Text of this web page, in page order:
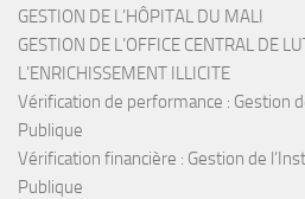
GESTION DE L’HÔPITAL DU MALI
GESTION DE L’OFFICE CENTRAL DE
L’ENRICHISSEMENT ILLICITE
Vérification de performance : Gestion
Publique
Vérification financière : Gestion de
Publique